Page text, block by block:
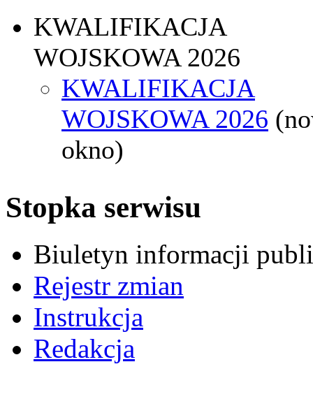
KWALIFIKACJA
WOJSKOWA 2026
KWALIFIKACJA
WOJSKOWA 2026
okno)
Stopka serwisu
Biuletyn informacji
Rejestr zmian
Instrukcja
Redakcja